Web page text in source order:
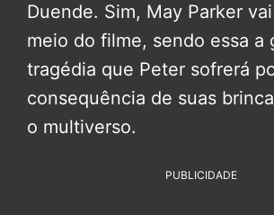
Duende. Sim, May Parker
meio do filme, sendo essa a
tragédia que Peter sofrerá
consequência de suas
o multiverso.
PUBLICIDADE